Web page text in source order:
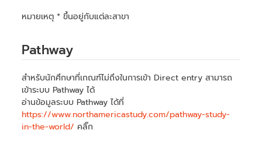
หมายเหตุ * ขึ้นอยู่กับแต่ละสาขา
Pathway
สำหรับนักศึกษาที่เกณฑ์ไม่ถึงในการเข้า Direct entry สามารถ
เข้าระบบ Pathway ได้
อ่านข้อมูลระบบ Pathway ได้ที่
https://www.northamericastudy.com/pathway-study-
in-the-world/ คลิ๊ก